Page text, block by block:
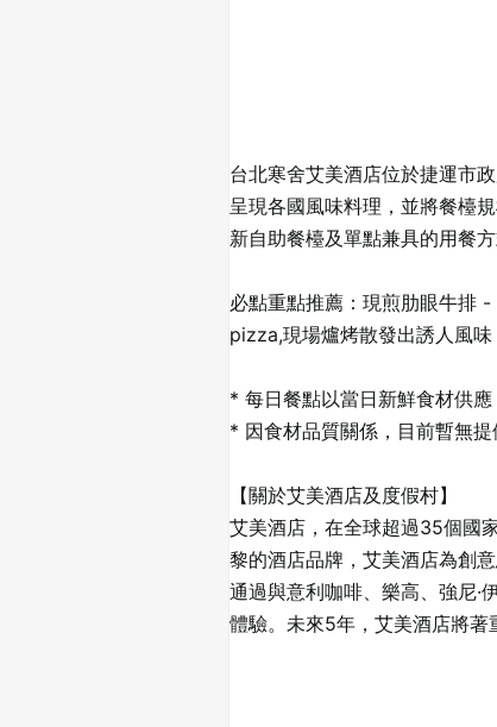
台北寒舍艾美酒店位於捷運市
呈現各國風味料理，並將餐檯
新自助餐檯及單點兼具的用餐
必點重點推薦：現煎肋眼牛排
pizza,現場爐烤散發出誘人風
* 每日餐點以當日新鮮食材供應
* 因食材品質關係，目前暫無提
【關於艾美酒店及度假村】
艾美酒店，在全球超過35個國
黎的酒店品牌，艾美酒店為創
通過與意利咖啡、樂高、強尼·
體驗。未來5年，艾美酒店將著